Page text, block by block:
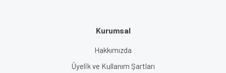
Kurumsal
Hakkımızda
Üyelik ve Kullanım Şartları